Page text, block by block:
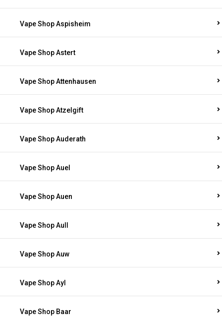
Vape Shop Aspisheim
Vape Shop Astert
Vape Shop Attenhausen
Vape Shop Atzelgift
Vape Shop Auderath
Vape Shop Auel
Vape Shop Auen
Vape Shop Aull
Vape Shop Auw
Vape Shop Ayl
Vape Shop Baar